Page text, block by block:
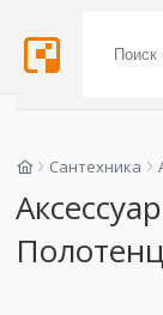
Сантехника